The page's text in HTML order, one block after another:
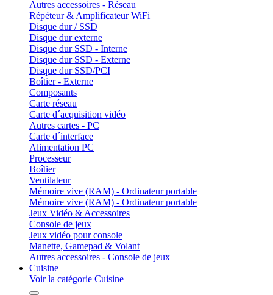
Autres accessoires - Réseau
Répéteur & Amplificateur WiFi
Disque dur / SSD
Disque dur externe
Disque dur SSD - Interne
Disque dur SSD - Externe
Disque dur SSD/PCI
Boîtier - Externe
Composants
Carte réseau
Carte d´acquisition vidéo
Autres cartes - PC
Carte d´interface
Alimentation PC
Processeur
Boîtier
Ventilateur
Mémoire vive (RAM) - Ordinateur portable
Mémoire vive (RAM) - Ordinateur portable
Jeux Vidéo & Accessoires
Console de jeux
Jeux vidéo pour console
Manette, Gamepad & Volant
Autres accessoires - Console de jeux
Cuisine
Voir la catégorie Cuisine